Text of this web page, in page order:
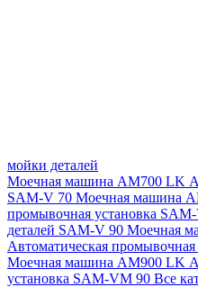
мойки деталей
Моечная машина AM700 LK
SAM-V 70 Моечная машина
промывочная установка
деталей SAM-V 90 Моечная
Автоматическая
Моечная машина AM900 LK
установка SAM-VM 90 Все